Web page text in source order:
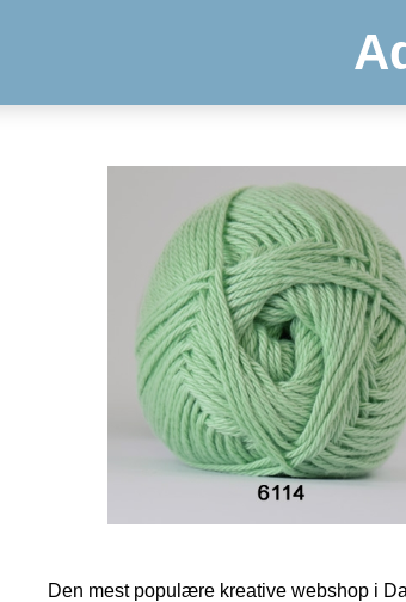
Den mest populære kreative webshop i